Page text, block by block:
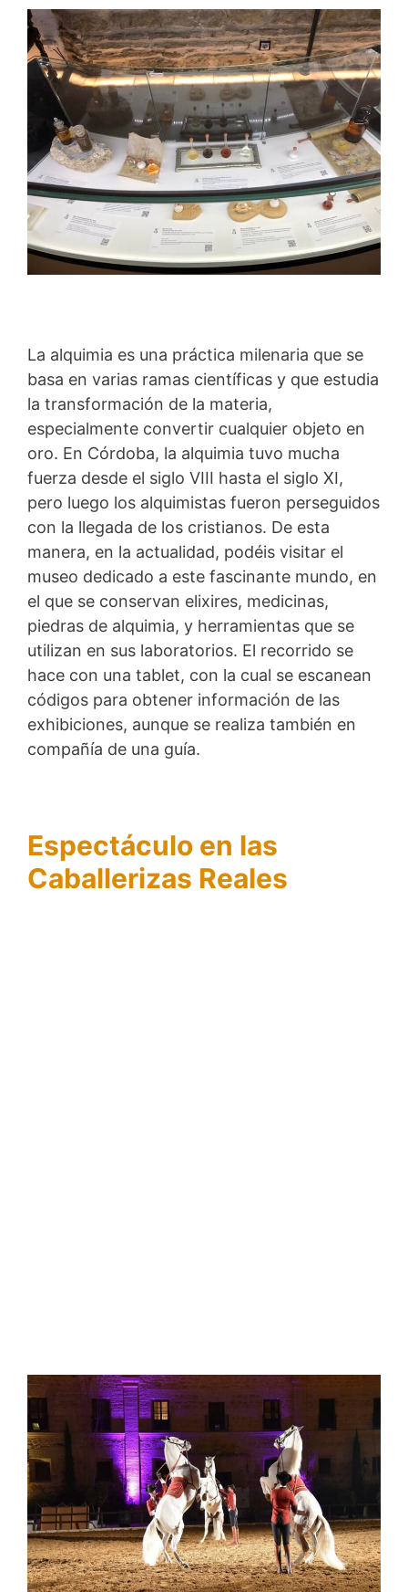
La alquimia es una práctica milenaria que se
basa en varias ramas científicas y que estudia
la transformación de la materia,
especialmente convertir cualquier objeto en
oro. En Córdoba, la alquimia tuvo mucha
fuerza desde el siglo VIII hasta el siglo XI,
pero luego los alquimistas fueron perseguidos
con la llegada de los cristianos. De esta
manera, en la actualidad, podéis visitar el
museo dedicado a este fascinante mundo, en
el que se conservan elixires, medicinas,
piedras de alquimia, y herramientas que se
utilizan en sus laboratorios. El recorrido se
hace con una tablet, con la cual se escanean
códigos para obtener información de las
exhibiciones, aunque se realiza también en
compañía de una guía.
Espectáculo en las
Caballerizas Reales